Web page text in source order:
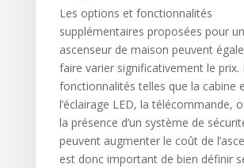
Les options et fonctionnalités
supplémentaires proposées pour un
ascenseur de maison peuvent
faire varier significativement le prix.
fonctionnalités telles que la cabine
l’éclairage LED, la télécommande,
la présence d’un système de
peuvent augmenter le coût de
est donc important de bien définir